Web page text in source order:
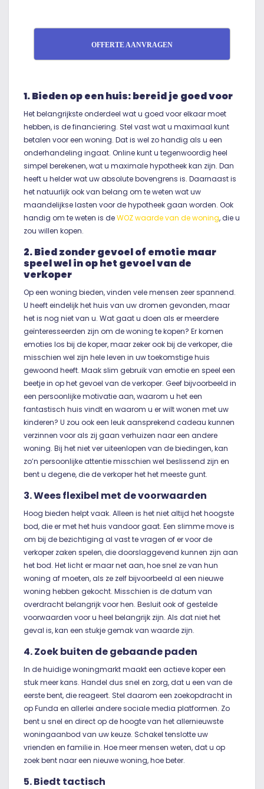
OFFERTE AANVRAGEN
1. Bieden op een huis: bereid je goed voor
Het belangrijkste onderdeel wat u goed voor elkaar moet
hebben, is de financiering. Stel vast wat u maximaal kunt
betalen voor een woning. Dat is wel zo handig als u een
onderhandeling ingaat. Online kunt u tegenwoordig heel
simpel berekenen, wat u maximale hypotheek kan zijn. Dan
heeft u helder wat uw absolute bovengrens is. Daarnaast is
het natuurlijk ook van belang om te weten wat uw
maandelijkse lasten voor de hypotheek gaan worden. Ook
handig om te weten is deWOZ waarde van de woning, die u
zou willen kopen.
2. Bied zonder gevoel of emotie maar
speel wel in op het gevoel van de
verkoper
Op een woning bieden, vinden vele mensen zeer spannend.
U heeft eindelijk het huis van uw dromen gevonden, maar
het is nog niet van u. Wat gaat u doen als er meerdere
geïnteresseerden zijn om de woning te kopen? Er komen
emoties los bij de koper, maar zeker ook bij de verkoper, die
misschien wel zijn hele leven in uw toekomstige huis
gewoond heeft. Maak slim gebruik van emotie en speel een
beetje in op het gevoel van de verkoper. Geef bijvoorbeeld in
een persoonlijke motivatie aan, waarom u het een
fantastisch huis vindt en waarom u er wilt wonen met uw
kinderen? U zou ook een leuk aansprekend cadeau kunnen
verzinnen voor als zij gaan verhuizen naar een andere
woning. Bij het niet ver uiteenlopen van de biedingen, kan
zo’n persoonlijke attentie misschien wel beslissend zijn en
bent u degene, die de verkoper het het meeste gunt.
3. Wees flexibel met de voorwaarden
Hoog bieden helpt vaak. Alleen is het niet altijd het hoogste
bod, die er met het huis vandoor gaat. Een slimme move is
om bij de bezichtiging al vast te vragen of er voor de
verkoper zaken spelen, die doorslaggevend kunnen zijn aan
het bod. Het licht er maar net aan, hoe snel ze van hun
woning af moeten, als ze zelf bijvoorbeeld al een nieuwe
woning hebben gekocht. Misschien is de datum van
overdracht belangrijk voor hen. Besluit ook of gestelde
voorwaarden voor u heel belangrijk zijn. Als dat niet het
geval is, kan een stukje gemak van waarde zijn.
4. Zoek buiten de gebaande paden
In de huidige woningmarkt maakt een actieve koper een
stuk meer kans. Handel dus snel en zorg, dat u een van de
eerste bent, die reageert. Stel daarom een zoekopdracht in
op Funda en allerlei andere sociale media platformen. Zo
bent u snel en direct op de hoogte van het allernieuwste
woningaanbod van uw keuze. Schakel tenslotte uw
vrienden en familie in. Hoe meer mensen weten, dat u op
zoek bent naar een nieuwe woning, hoe beter.
5. Biedt tactisch